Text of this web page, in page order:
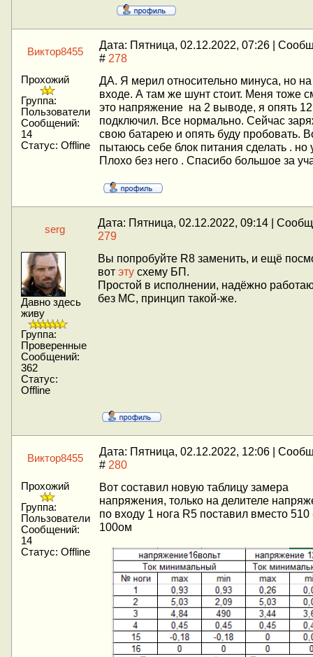
Виктор8455
Дата: Пятница, 02.12.2022, 07:26 |
# 278
Прохожий
Группа:
Пользователи
Сообщений:
14
Статус: Offline
ДА. Я мерил относительно минуса, но на
входе. А там же шунт стоит. Меня тоже
это напряжение на 2 выводе, я опять 12
подключил. Все нормально. Сейчас
свою батарею и опять буду пробовать.
пытаюсь себе блок питания сделать . но
Плохо без него . Спасибо большое за
serg
Дата: Пятница, 02.12.2022, 09:14 |
279
Давно здесь
живу
Группа:
Проверенные
Сообщений:
362
Статус:
Offline
Вы попробуйте R8 заменить, и ещё
вот эту схему БП.
Простой в исполнении, надёжно
без МС, принцип такой-же.
Виктор8455
Дата: Пятница, 02.12.2022, 12:06 |
# 280
Прохожий
Группа:
Пользователи
Сообщений:
14
Статус: Offline
Вот составил новую таблицу замера
напряжения, только на делителе
по входу 1 нога R5 поставил вместо 510
100ом